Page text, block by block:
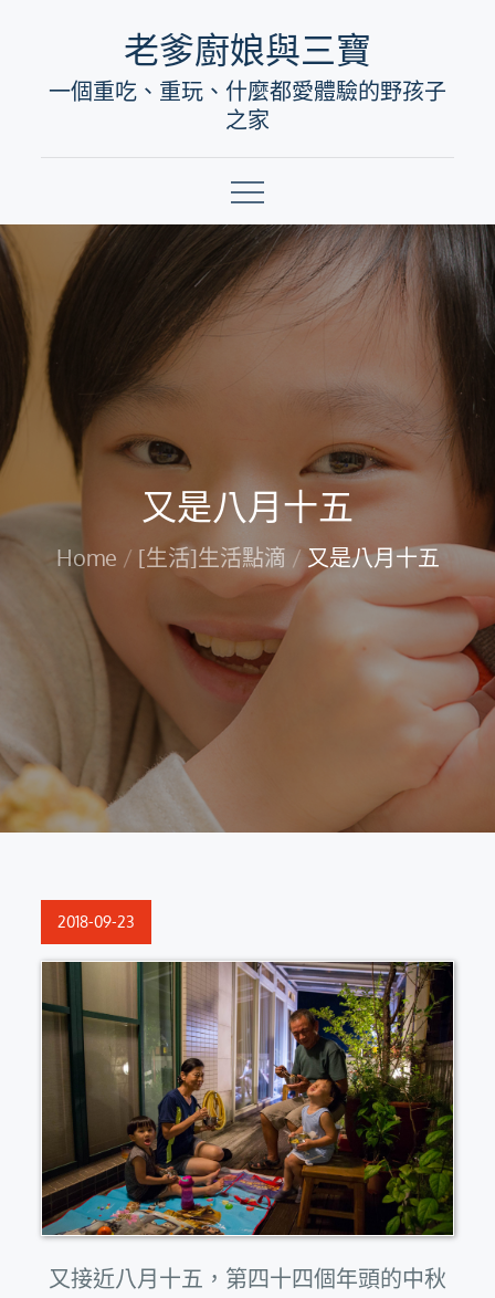
content
老爹廚娘與三寶
一個重吃、重玩、什麼都愛體驗的野孩子
之家
又是八月十五
Home [生活]生活點滴 又是八月十五
Posted
on
2018-09-23
又接近八月十五，第四十四個年頭的中秋